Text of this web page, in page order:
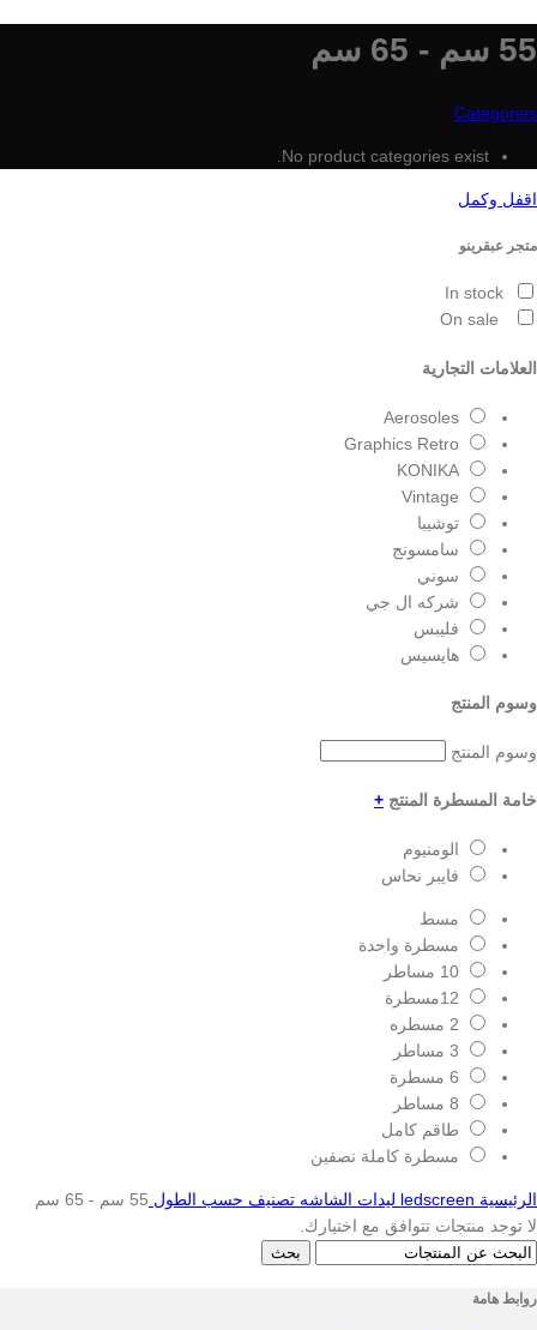
55 سم - 65 سم
Categories
No product categories exist.
اقفل وكمل
متجر عبقرينو
In stock
العلامات التجارية
Aerosoles
Graphics Retro
KONIKA
Vintage
توشيبا
سامسونج
سوني
شركه ال جي
فليبس
هايسيس
وسوم المنتج
وسوم المنتج
خامة المسطرة المنتج +
الومنيوم
فايبر نحاس
مسط
مسطرة واحدة
10 مساطر
12مسطرة
2 مسطره
3 مساطر
6 مسطرة
8 مساطر
طاقم كامل
مسطرة كاملة نصفين
الرئيسية ledscreen ليدات الشاشه تصنيف حسب الطول 55 سم - 65 سم
لا توجد منتجات تتوافق مع اختيارك.
بحث
روابط هامة